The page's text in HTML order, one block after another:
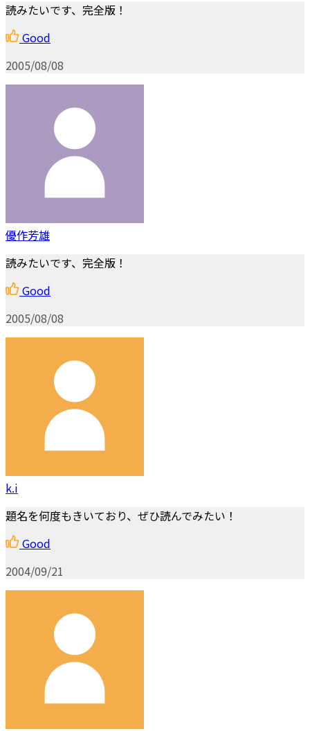
読みたいです、完全版！
Good
2005/08/08
優作芳雄
読みたいです、完全版！
Good
2005/08/08
k.i
題名を何度もきいており、ぜひ読んでみたい！
Good
2004/09/21